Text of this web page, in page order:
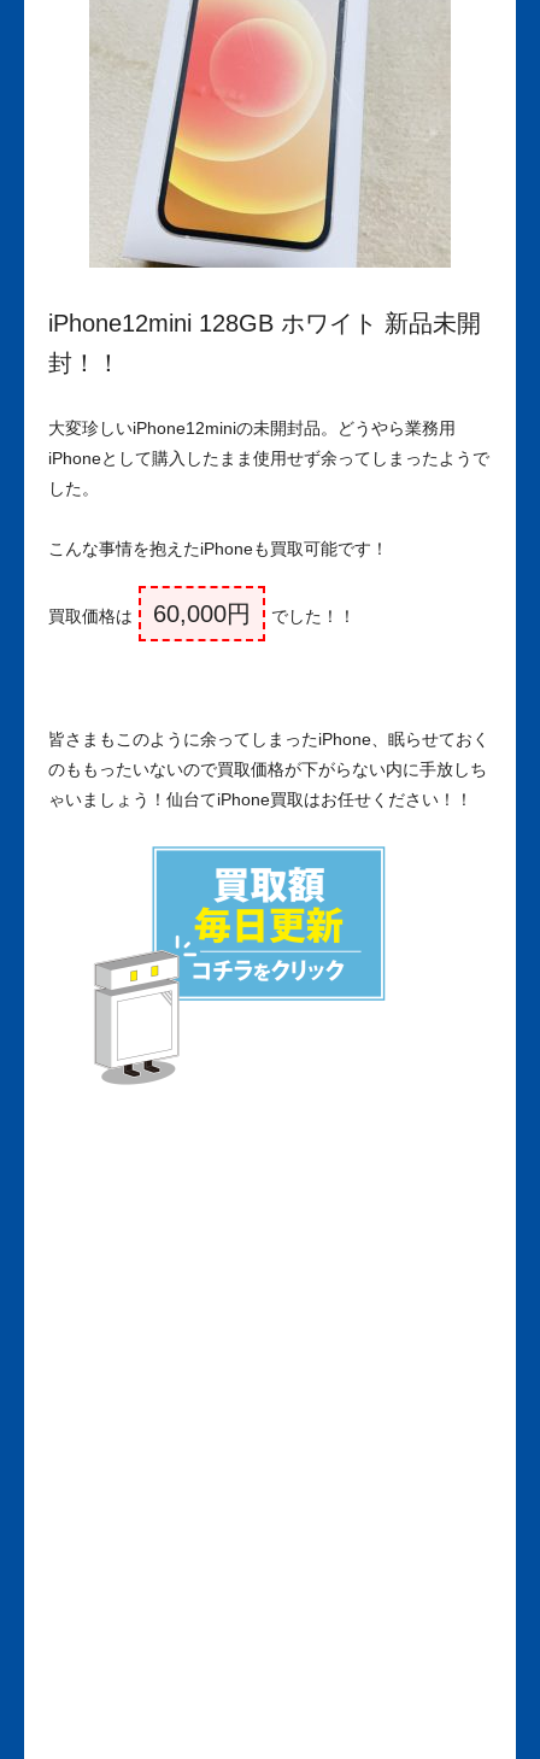
iPhone12mini 128GB ホワイト 新品未開
封！！
大変珍しいiPhone12miniの未開封品。どうやら業務用
iPhoneとして購入したまま使用せず余ってしまったようで
した。
こんな事情を抱えたiPhoneも買取可能です！
買取価格は 60,000円 でした！！
皆さまもこのように余ってしまったiPhone、眠らせておく
のももったいないので買取価格が下がらない内に手放しち
ゃいましょう！仙台てiPhone買取はお任せください！！